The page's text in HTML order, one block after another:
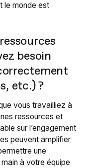
le monde est
besoin
etc.) ?
vous travailliez à
ressources et
sur l’engagement
peuvent amplifier
une
à votre équipe